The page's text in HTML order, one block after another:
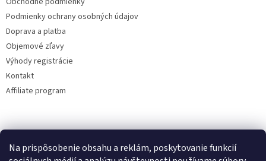
Na prispôsobenie obsahu a reklám, poskytovanie funkcií
Podmienky ochrany osobných údajov
Doprava a platba
Objemové zľavy
Výhody registrácie
Kontakt
Affiliate program